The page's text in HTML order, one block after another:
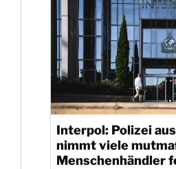
Interpol: Polizei
nimmt viele
Menschenhändler